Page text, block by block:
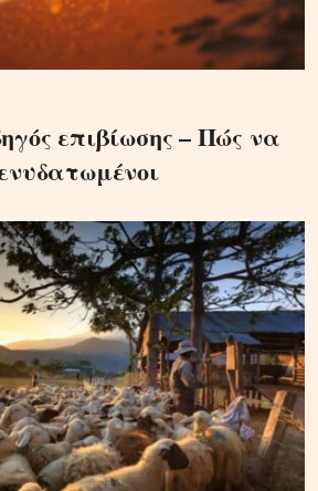
επιβίωσης – Πώς να